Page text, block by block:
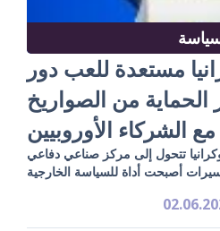
مستعدة للعب دور
من الصواريخ
مع الشركاء الأوروبيين
تتحول إلى مركز صناعي دفاعي
أصبحت أداة للسياسة الخارجية